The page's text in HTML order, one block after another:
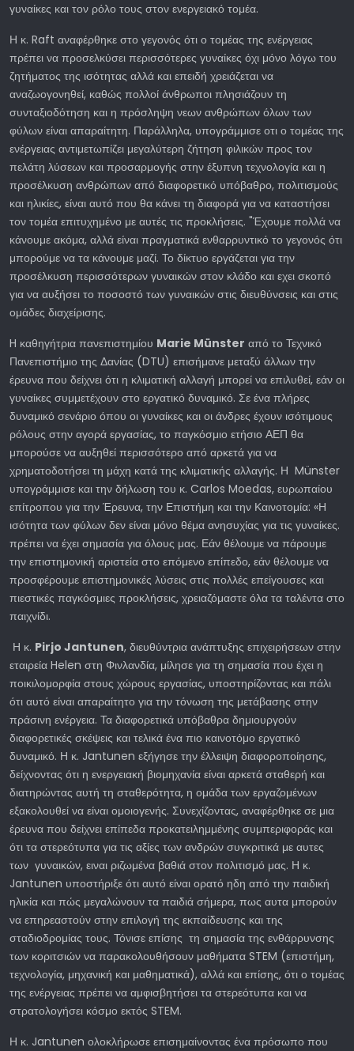
γυναίκες και τον ρόλο τους στον ενεργειακό τομέα.
Η κ. Raft αναφέρθηκε στο γεγονός ότι ο τομέας της ενέργειας
πρέπει να προσελκύσει περισσότερες γυναίκες όχι μόνο λόγω του
ζητήματος της ισότητας αλλά και επειδή χρειάζεται να
αναζωογονηθεί, καθώς πολλοί άνθρωποι πλησιάζουν τη
συνταξιοδότηση και η πρόσληψη νεων ανθρώπων όλων των
φύλων είναι απαραίτητη. Παράλληλα, υπογράμμισε οτι ο τομέας της
ενέργειας αντιμετωπίζει μεγαλύτερη ζήτηση φιλικών προς τον
πελάτη λύσεων και προσαρμογής στην έξυπνη τεχνολογία και η
προσέλκυση ανθρώπων από διαφορετικό υπόβαθρο, πολιτισμούς
και ηλικίες, είναι αυτό που θα κάνει τη διαφορά για να καταστήσει
τον τομέα επιτυχημένο με αυτές τις προκλήσεις. "Έχουμε πολλά να
κάνουμε ακόμα, αλλά είναι πραγματικά ενθαρρυντικό το γεγονός ότι
μπορούμε να τα κάνουμε μαζί. Το δίκτυο εργάζεται για την
προσέλκυση περισσότερων γυναικών στον κλάδο και εχει σκοπό
για να αυξήσει το ποσοστό των γυναικών στις διευθύνσεις και στις
ομάδες διαχείρισης.
H καθηγήτρια πανεπιστημίου Marie Münster από το Τεχνικό
Πανεπιστήμιο της Δανίας (DTU) επισήμανε μεταξύ άλλων την
έρευνα που δείχνει ότι η κλιματική αλλαγή μπορεί να επιλυθεί, εάν οι
γυναίκες συμμετέχουν στο εργατικό δυναμικό. Σε ένα πλήρες
δυναμικό σενάριο όπου οι γυναίκες και οι άνδρες έχουν ισότιμους
ρόλους στην αγορά εργασίας, το παγκόσμιο ετήσιο ΑΕΠ θα
μπορούσε να αυξηθεί περισσότερο από αρκετά για να
χρηματοδοτήσει τη μάχη κατά της κλιματικής αλλαγής. Η Münster
υπογράμμισε και την δήλωση του κ. Carlos Moedas, ευρωπαίου
επίτροπου για την Έρευνα, την Επιστήμη και την Καινοτομία: «Η
ισότητα των φύλων δεν είναι μόνο θέμα ανησυχίας για τις γυναίκες.
πρέπει να έχει σημασία για όλους μας. Εάν θέλουμε να πάρουμε
την επιστημονική αριστεία στο επόμενο επίπεδο, εάν θέλουμε να
προσφέρουμε επιστημονικές λύσεις στις πολλές επείγουσες και
πιεστικές παγκόσμιες προκλήσεις, χρειαζόμαστε όλα τα ταλέντα στο
παιχνίδι.
Η κ. Pirjo Jantunen, διευθύντρια ανάπτυξης επιχειρήσεων στην
εταιρεία Helen στη Φινλανδία, μίλησε για τη σημασία που έχει η
ποικιλομορφία στους χώρους εργασίας, υποστηρίζοντας και πάλι
ότι αυτό είναι απαραίτητο για την τόνωση της μετάβασης στην
πράσινη ενέργεια. Τα διαφορετικά υπόβαθρα δημιουργούν
διαφορετικές σκέψεις και τελικά ένα πιο καινοτόμο εργατικό
δυναμικό. Η κ. Jantunen εξήγησε την έλλειψη διαφοροποίησης,
δείχνοντας ότι η ενεργειακή βιομηχανία είναι αρκετά σταθερή και
διατηρώντας αυτή τη σταθερότητα, η ομάδα των εργαζομένων
εξακολουθεί να είναι ομοιογενής. Συνεχίζοντας, αναφέρθηκε σε μια
έρευνα που δείχνει επίπεδα προκατειλημμένης συμπεριφοράς και
ότι τα στερεότυπα για τις αξίες των ανδρών συγκριτικά με αυτες
των γυναικών, ειναι ριζωμένα βαθιά στον πολιτισμό μας. Η κ.
Jantunen υποστήριξε ότι αυτό είναι ορατό ηδη από την παιδική
ηλικία και πώς μεγαλώνουν τα παιδιά σήμερα, πως αυτα μπορούν
να επηρεαστούν στην επιλογή της εκπαίδευσης και της
σταδιοδρομίας τους. Τόνισε επίσης τη σημασία της ενθάρρυνσης
των κοριτσιών να παρακολουθήσουν μαθήματα STEM (επιστήμη,
τεχνολογία, μηχανική και μαθηματικά), αλλά και επίσης, ότι ο τομέας
της ενέργειας πρέπει να αμφισβητήσει τα στερεότυπα και να
στρατολογήσει κόσμο εκτός STEM.
Η κ. Jantunen ολοκλήρωσε επισημαίνοντας ένα πρόσωπο που